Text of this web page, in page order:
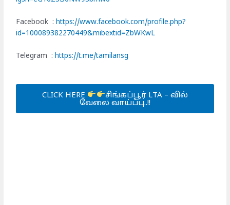
Facebook :https://www.facebook.com/profile.php?
id=100089382270449&mibextid=ZbWKwL
Telegram :https://t.me/tamilansg
CLICK HERE சிங்கப்பூர் LTA – வில்
வேலை வாய்ப்பு..!!